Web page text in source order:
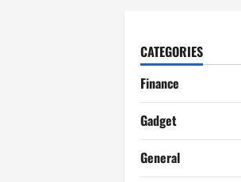
CATEGORIES
Finance
Gadget
General